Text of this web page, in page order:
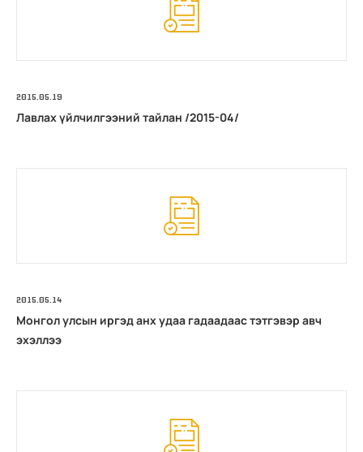
2015.05.19
Лавлах үйлчилгээний тайлан /2015-04/
2015.05.14
Монгол улсын иргэд анх удаа гадаадаас тэтгэвэр авч
эхэллээ